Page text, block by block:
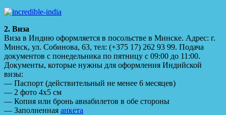
2. Виза
Виза в Индию оформляется в посольстве в Минске. Адрес: г.
Минск, ул. Собинова, 63, тeл: (+375 17) 262 93 99. Подача
документов с понедельника по пятницу с 09:00 до 11:00.
Документы, которые нужны для оформления Индийской
визы:
— Паспорт (действительный не менее 6 месяцев)
— 2 фото 4х5 см
— Копия или бронь авиабилетов в обе стороны
— Заполненная анкета